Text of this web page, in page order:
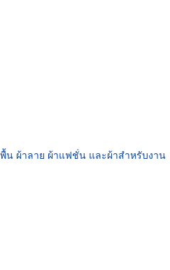
น ผ้าลาย ผ้าแฟชั่น และผ้าสำหรับงาน